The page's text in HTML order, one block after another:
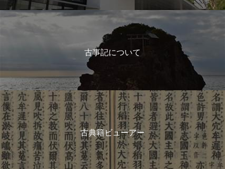
古事記について
古典籍ビューアー